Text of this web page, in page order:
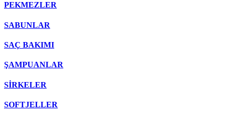
PEKMEZLER
SABUNLAR
SAÇ BAKIMI
ŞAMPUANLAR
SİRKELER
SOFTJELLER